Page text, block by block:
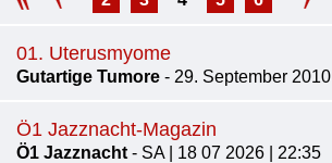
01. Uterusmyome
Gutartige Tumore - 29. September 2010
Ö1 Jazznacht-Magazin
Ö1 Jazznacht - SA | 18 07 2026 | 22:35